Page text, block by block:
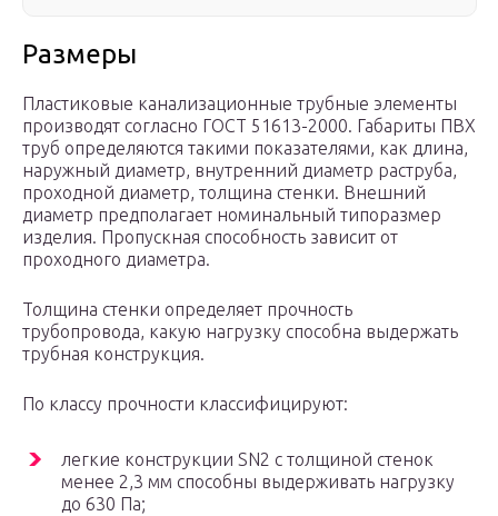
Размеры
Пластиковые канализационные трубные элементы
производят согласно ГОСТ 51613-2000. Габариты ПВХ
труб определяются такими показателями, как длина,
наружный диаметр, внутренний диаметр раструба,
проходной диаметр, толщина стенки. Внешний
диаметр предполагает номинальный типоразмер
изделия. Пропускная способность зависит от
проходного диаметра.
Толщина стенки определяет прочность
трубопровода, какую нагрузку способна выдержать
трубная конструкция.
По классу прочности классифицируют:
легкие конструкции SN2 с толщиной стенок
менее 2,3 мм способны выдерживать нагрузку
до 630 Па;